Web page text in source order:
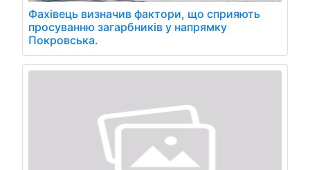
Фахівець визначив фактори, що сприяють
просуванню загарбників у напрямку
Покровська.